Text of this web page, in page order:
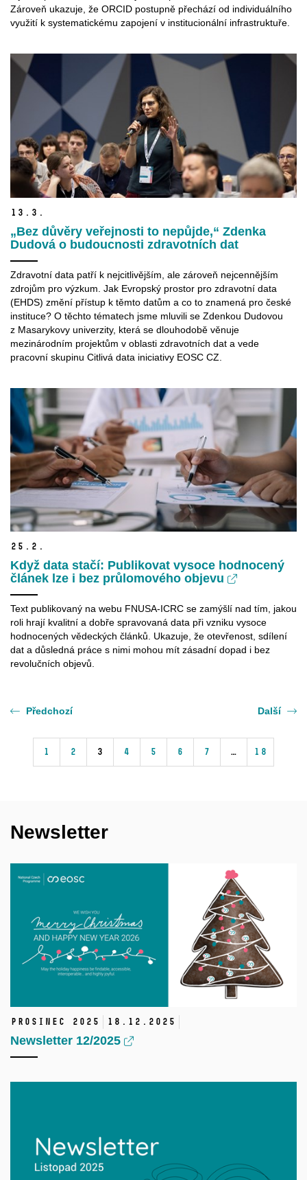
Zároveň ukazuje, že ORCID postupně přechází od individuálního
využití k systematickému zapojení v institucionální infrastruktuře.
13. 3.
„Bez důvěry veřejnosti to nepůjde,“ Zdenka
Dudová o budoucnosti zdravotních dat
Zdravotní data patří k nejcitlivějším, ale zároveň nejcennějším
zdrojům pro výzkum. Jak Evropský prostor pro zdravotní data
(EHDS) změní přístup k těmto datům a co to znamená pro české
instituce? O těchto tématech jsme mluvili se Zdenkou Dudovou
z Masarykovy univerzity, která se dlouhodobě věnuje
mezinárodním projektům v oblasti zdravotních dat a vede
pracovní skupinu Citlivá data iniciativy EOSC CZ.
25. 2.
Když data stačí: Publikovat vysoce hodnocený
článek lze i bez průlomového objevu
Text publikovaný na webu FNUSA-ICRC se zamýšlí nad tím, jakou
roli hrají kvalitní a dobře spravovaná data při vzniku vysoce
hodnocených vědeckých článků. Ukazuje, že otevřenost, sdílení
dat a důsledná práce s nimi mohou mít zásadní dopad i bez
revolučních objevů.
Předchozí
1 2 3 4 5 6 7 … 18
Další
Newsletter
prosinec 2025 18. 12. 2025
Newsletter 12/2025